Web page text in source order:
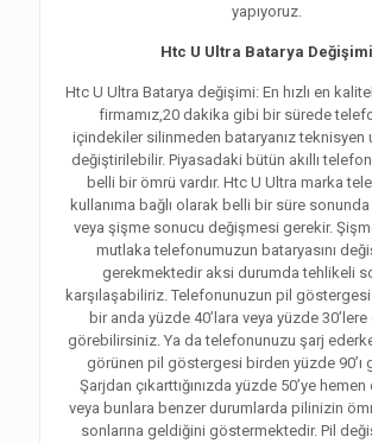
yapıyoruz.
Htc U Ultra Batarya Değişimi
Htc U Ultra Batarya değişimi: En hızlı en
firmamız,20 dakika gibi bir sürede
içindekiler silinmeden bataryanız teknisyen
değiştirilebilir. Piyasadaki bütün akıllı
belli bir ömrü vardır. Htc U Ultra marka
kullanıma bağlı olarak belli bir süre
veya şişme sonucu değişmesi gerekir.
mutlaka telefonumuzun bataryasını
gerekmektedir aksi durumda tehlikeli
karşılaşabiliriz. Telefonunuzun pil
bir anda yüzde 40’lara veya yüzde
görebilirsiniz. Ya da telefonunuzu şarj
görünen pil göstergesi birden yüzde 90’ı
Şarjdan çıkarttığınızda yüzde 50’ye
veya bunlara benzer durumlarda pilinizin
sonlarına geldiğini göstermektedir. Pil